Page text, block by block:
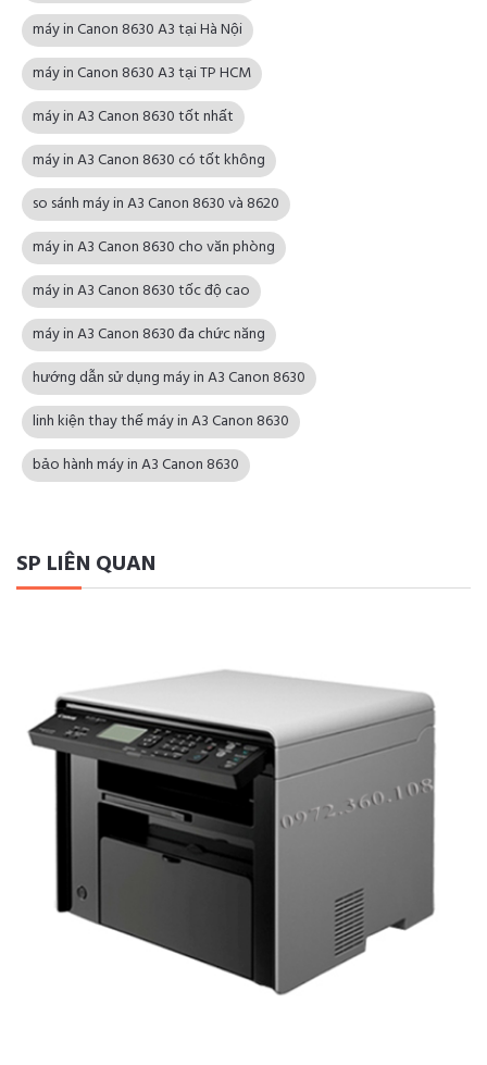
máy in Canon 8630 A3 tại Hà Nội
máy in Canon 8630 A3 tại TP HCM
máy in A3 Canon 8630 tốt nhất
máy in A3 Canon 8630 có tốt không
so sánh máy in A3 Canon 8630 và 8620
máy in A3 Canon 8630 cho văn phòng
máy in A3 Canon 8630 tốc độ cao
máy in A3 Canon 8630 đa chức năng
hướng dẫn sử dụng máy in A3 Canon 8630
linh kiện thay thế máy in A3 Canon 8630
bảo hành máy in A3 Canon 8630
SP LIÊN QUAN